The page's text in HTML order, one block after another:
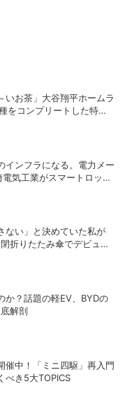
いお茶」大谷翔平ホームラ
をコンプリートした特別
インフラになる。電力メー
気工業がスマートロック
ない」と決めていた私が
折りたたみ傘でデビュー
か？話題の軽EV、BYDの
解剖
催中！「ミニ四駆」再入門
べき5大TOPICS